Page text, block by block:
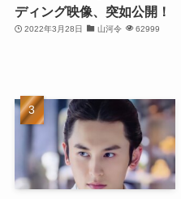
ディング映像、突如公開！
2022年3月28日 山河令 62999